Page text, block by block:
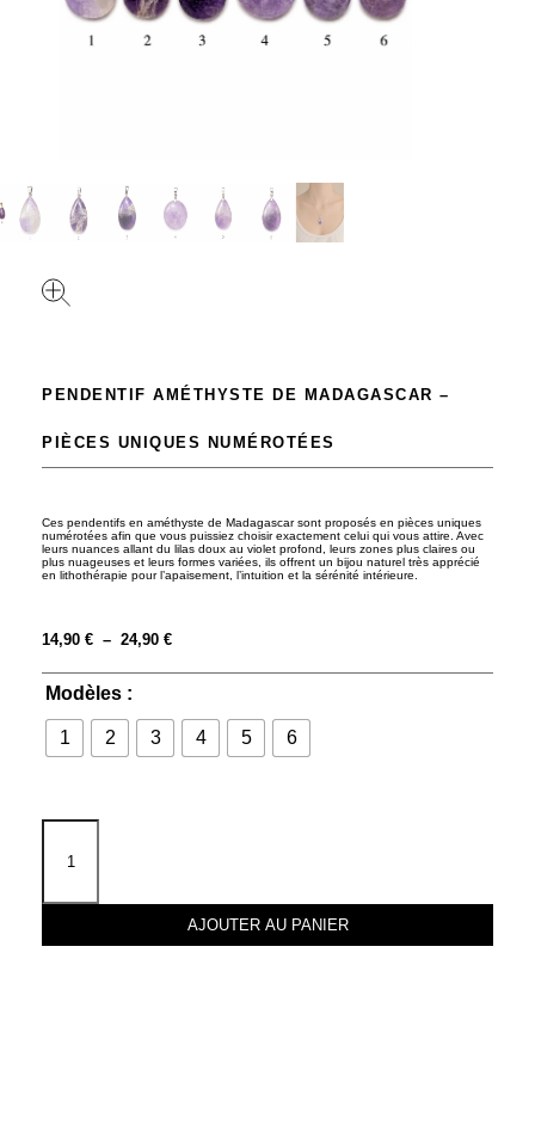
PENDENTIF AMÉTHYSTE DE MADAGASCAR –
PIÈCES UNIQUES NUMÉROTÉES
Ces pendentifs en améthyste de Madagascar sont proposés en pièces uniques
numérotées afin que vous puissiez choisir exactement celui qui vous attire. Avec
leurs nuances allant du lilas doux au violet profond, leurs zones plus claires ou
plus nuageuses et leurs formes variées, ils offrent un bijou naturel très apprécié
en lithothérapie pour l’apaisement, l’intuition et la sérénité intérieure.
14,90 € – 24,90 €
Modèles :
1 2 3 4 5 6
AJOUTER AU PANIER